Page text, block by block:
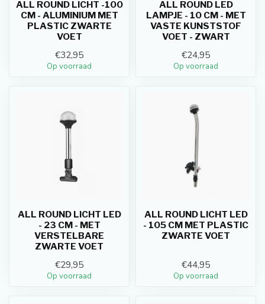
ALL ROUND LICHT -100
CM - ALUMINIUM MET
PLASTIC ZWARTE
VOET
€32,95
Op voorraad
ALL ROUND LED
LAMPJE - 10 CM - MET
VASTE KUNSTSTOF
VOET - ZWART
€24,95
Op voorraad
ALL ROUND LICHT LED
- 23 CM - MET
VERSTELBARE
ZWARTE VOET
€29,95
Op voorraad
ALL ROUND LICHT LED
- 105 CM MET PLASTIC
ZWARTE VOET
€44,95
Op voorraad